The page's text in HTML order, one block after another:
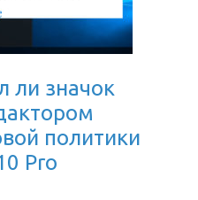
ли значок
политики
Pro